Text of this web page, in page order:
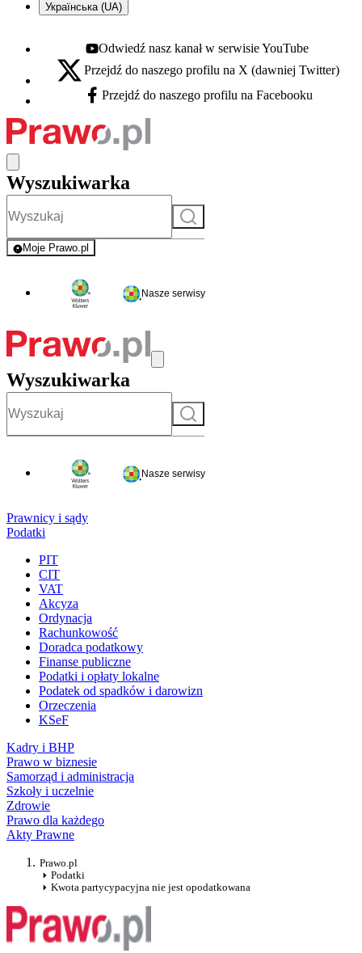
Українська (UA)
Youtube - otwiera się w nowej karcie
Odwiedź nasz kanał w serwisie YouTube
X - otwiera się w nowej karcie
Przejdź do naszego profilu na X (dawniej Twitter)
Facebook - otwiera się w nowej karcie
Przejdź do naszego profilu na Facebooku
Wyszukiwarka
Szukaj
Moje Prawo.pl
- rejestracja i logowanie do serwisu
Nasze serwisy
Wyszukiwarka
Szukaj
Nasze serwisy
Prawnicy i sądy
Podatki
PIT
CIT
VAT
Akcyza
Ordynacja
Rachunkowość
Doradca podatkowy
Finanse publiczne
Podatki i opłaty lokalne
Podatek od spadków i darowizn
Orzeczenia
KSeF
Kadry i BHP
Prawo w biznesie
Samorząd i administracja
Szkoły i uczelnie
Zdrowie
Prawo dla każdego
Akty Prawne
Prawo.pl
Podatki
Kwota partycypacyjna nie jest opodatkowana